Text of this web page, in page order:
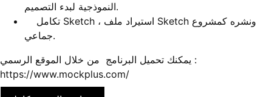
النموذجية لبدء التصميم.
جماعي.
يمكنك تحميل البرنامج من خلال الموقع الرسمي :
https://www.mockplus.com/